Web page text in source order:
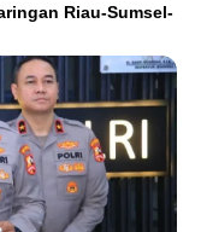
Riau-Sumsel-